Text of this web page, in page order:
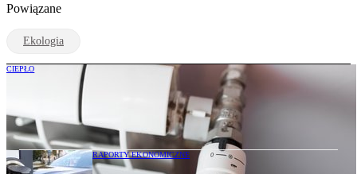
Powiązane
Ekologia
CIEPŁO
Koniec węgla w ciepłownictwie. Rząd
pokazał plan zmian do 2040 roku
RAPORTY EKONOMICZNE